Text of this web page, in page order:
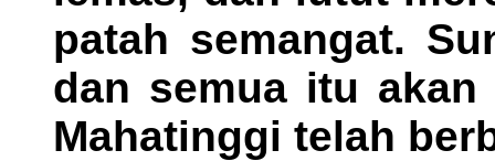
patah semangat.
dan semua itu akan
Mahatinggi telah